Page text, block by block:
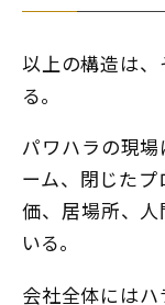
以上の構造は
る。
パワハラの現
ーム、閉じた
価、居場所、
いる。
会社全体には